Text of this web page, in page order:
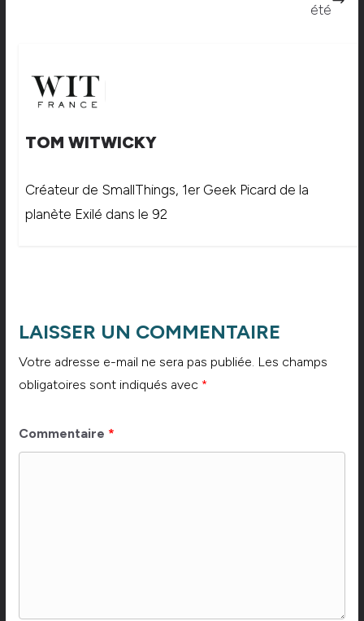
été
TOM WITWICKY
Créateur de SmallThings, 1er Geek Picard de la
planète Exilé dans le 92
LAISSER UN COMMENTAIRE
Votre adresse e-mail ne sera pas publiée. Les champs
obligatoires sont indiqués avec *
Commentaire *